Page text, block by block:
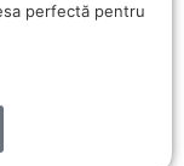
perfectă pentru